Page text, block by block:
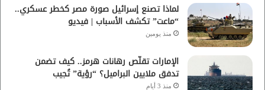
لماذا تصنع إسرائيل صورة مصر كخطر عسكري..
“ماعت” تكشف الأسباب | فيديو
منذ يومين
الإمارات تقلّص رهانات هرمز.. كيف تضمن
تدفق ملايين البراميل؟ “رؤية” تُجيب
منذ 3 أيام